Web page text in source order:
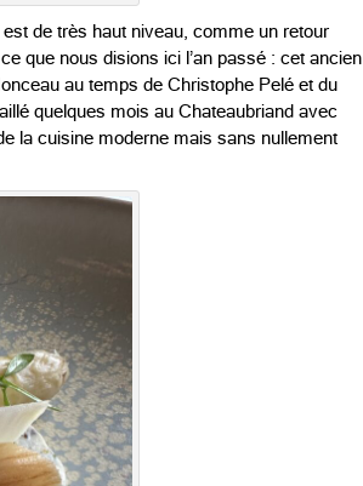
est de très haut niveau, comme un retour
que nous disions ici l’an passé : cet ancien
au temps de Christophe Pelé et du
quelques mois au Chateaubriand avec
la cuisine moderne mais sans nullement